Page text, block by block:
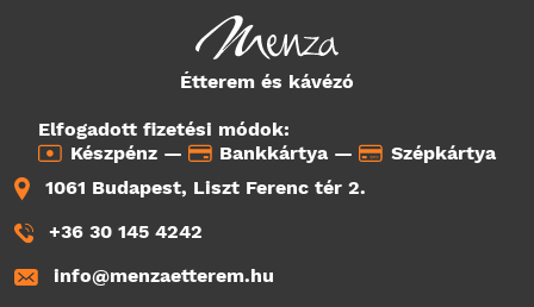
Étterem és kávézó
Elfogadott fizetési módok:
Készpénz —
Bankkártya —
Szépkártya
1061 Budapest, Liszt Ferenc tér 2.
+36 30 145 4242
info@menzaetterem.hu